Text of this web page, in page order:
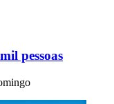
pessoas